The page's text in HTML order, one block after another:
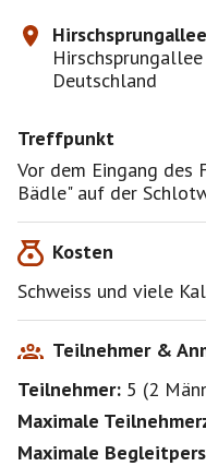
Deutschland
Treffpunkt
Vor dem Eingang des
Bädle" auf der
Kosten
Schweiss und viele
Teilnehmer &
Teilnehmer: 5 (2
Maximale
Maximale